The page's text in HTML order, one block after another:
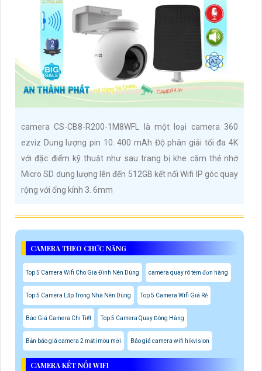
camera CS-CB8-R200-1M8WFL là một loại camera 360
ezviz Dung lượng pin 10. 400 mAh Độ phân giải tối đa 4K
với đặc điểm kỹ thuật như sau trang bị khe cắm thẻ nhớ
Micro SD dung lượng lên đến 512GB kết nối Wifi IP góc quay
rộng với ống kính 3. 6mm
CAMERA THEO CHỨC NĂNG
Top 5 Camera Wifi Cho Gia Đình Nên Dùng camera quay rõ tem đơn hàng
Top 5 Camera Lắp Trong Nhà Nên Dùng Top 5 Camera Wifi Giá Rẻ
Báo Giá Camera Chi Tiết Top 5 Camera Quay Đóng Hàng
Bản báo giá camera 2 mắt imou mới Báo giá camera wifi hikvision
CAMERA KẾT NỐI WIFI